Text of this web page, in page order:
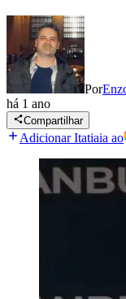
Por
há 1 ano
Compartilhar
Adicionar Itatiaia ao